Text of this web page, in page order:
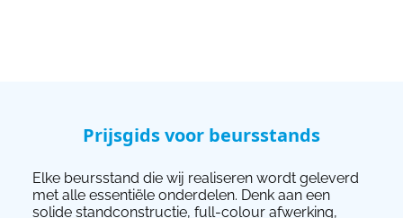
Prijsgids voor beursstands
Elke beursstand die wij realiseren wordt geleverd
met alle essentiële onderdelen. Denk aan een
solide standconstructie, full-colour afwerking,